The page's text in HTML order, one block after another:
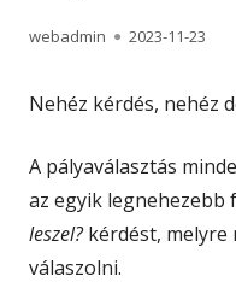
Author
webadmin
Published
2023-11-23
Nehéz kérdés, nehéz
A pályaválasztás
az egyik legnehezebb
leszel?kérdést, melyre
válaszolni.